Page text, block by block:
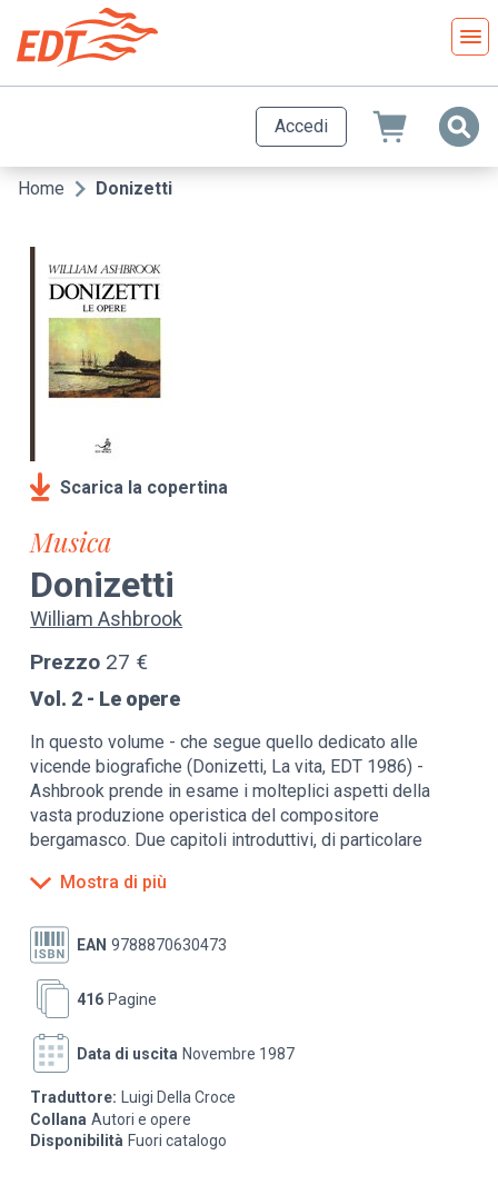
contenuto
principale
Accedi
Briciole
pane
Home Donizetti
Scarica la copertina
Musica
Donizetti
William Ashbrook
Prezzo 27 €
Vol. 2 - Le opere
In questo volume - che segue quello dedicato alle
vicende biografiche (Donizetti, La vita, EDT 1986) -
Ashbrook prende in esame i molteplici aspetti della
vasta produzione operistica del compositore
bergamasco. Due capitoli introduttivi, di particolare
con il teatro d'opera del suo tempo e con gli immediati
Rossini) nonché con i suoi contemporanei (in particolar
modo Bellini) e all'uso originale che egli fece delle
convenzioni teatrali. Tutte le opere sono poi studiate
dettagliatamente, in ordine cronologico. In appendice
una schedatura completa riporta per ogni composizione
la trama, il cast della prima rappresentazione e i dati
"dizionarietto" dei librettisti che collaborarono con
Donizetti e una sezione dedicata alle opere rimaste
Mostra di più
EAN 9788870630473
Pagine
416
Data di uscita Novembre 1987
Traduttore:
Luigi Della Croce
Collana Autori e opere
Disponibilità Fuori catalogo